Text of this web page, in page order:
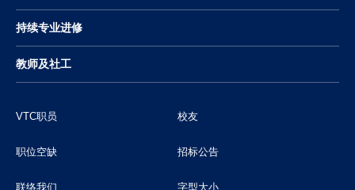
持续专业进修
教师及社工
VTC职员 校友
职位空缺 招标公告
联络我们 字型大小